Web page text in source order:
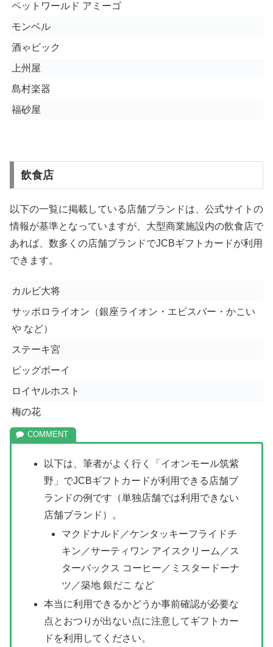
ペットワールド アミーゴ
モンベル
酒ゃビック
上州屋
島村楽器
福砂屋
飲食店
以下の一覧に掲載している店舗ブランドは、公式サイトの
情報が基準となっていますが、大型商業施設内の飲食店で
あれば、数多くの店舗ブランドでJCBギフトカードが利用
できます。
カルビ大将
サッポロライオン（銀座ライオン・エビスバー・かこい
や など）
ステーキ宮
ビッグボーイ
ロイヤルホスト
梅の花
以下は、筆者がよく行く「イオンモール筑紫
野」でJCBギフトカードが利用できる店舗ブ
ランドの例です（単独店舗では利用できない
店舗ブランド）。
マクドナルド／ケンタッキーフライドチ
キン／サーティワン アイスクリーム／ス
ターバックス コーヒー／ミスタードーナ
ツ／築地 銀だこ など
本当に利用できるかどうか事前確認が必要な
点とおつりが出ない点に注意してギフトカー
ドを利用してください。